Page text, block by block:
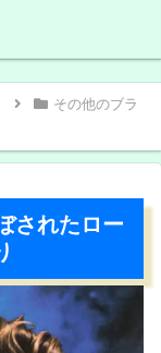
ード香水聖典】愛と
ラド＞その他のブラ
されたロー